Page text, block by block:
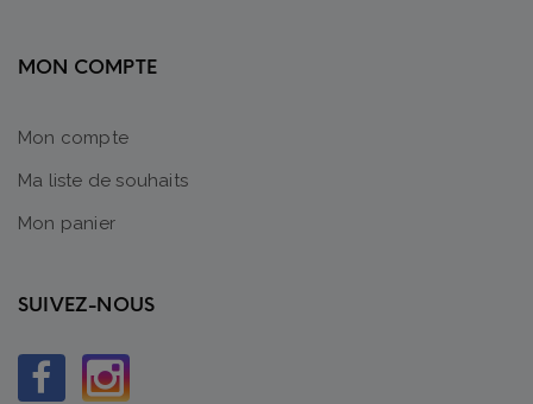
MON COMPTE
Mon compte
Ma liste de souhaits
Mon panier
SUIVEZ-NOUS